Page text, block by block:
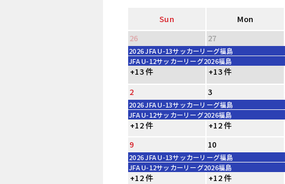
Sun Mon
26
27
2026 JFA U-13サッカーリーグ福島
JFA U-12サッカーリーグ2026福島
+13 件 +13 件
2
3
2026 JFA U-13サッカーリーグ福島
JFA U-12サッカーリーグ2026福島
+12 件 +12 件
9
10
2026 JFA U-13サッカーリーグ福島
JFA U-12サッカーリーグ2026福島
+12 件 +12 件